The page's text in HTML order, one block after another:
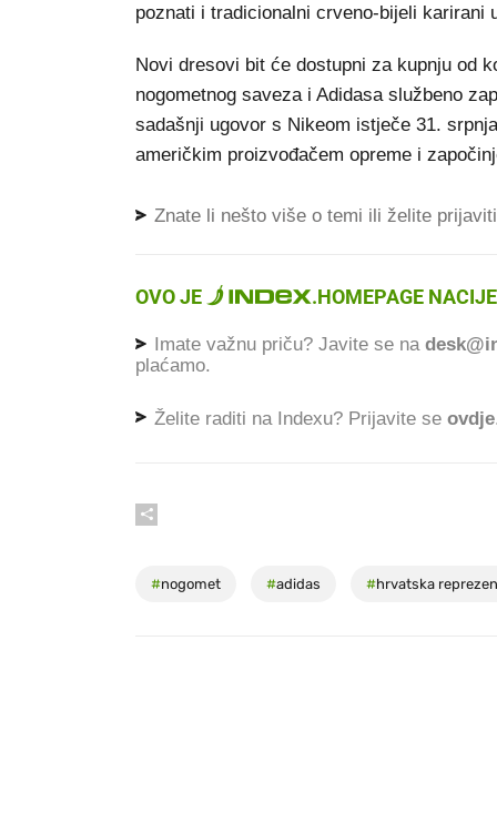
poznati i tradicionalni crveno-bijeli
Novi dresovi bit će dostupni za kupnju od
nogometnog saveza i Adidasa službeno
sadašnji ugovor s Nikeom istječe 31.
američkim proizvođačem opreme i
Znate li nešto više o temi ili želite
OVO JE .HOMEPAGE
Imate važnu priču? Javite se na
plaćamo.
Želite raditi na Indexu? Prijavite se ovdje
#nogomet #adidas #hrvatska